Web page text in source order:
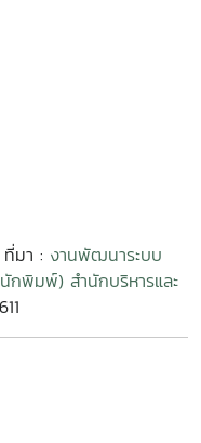
ที่มา : งานพัฒนาระบบ
กพิมพ์) สำนักบริหารและ